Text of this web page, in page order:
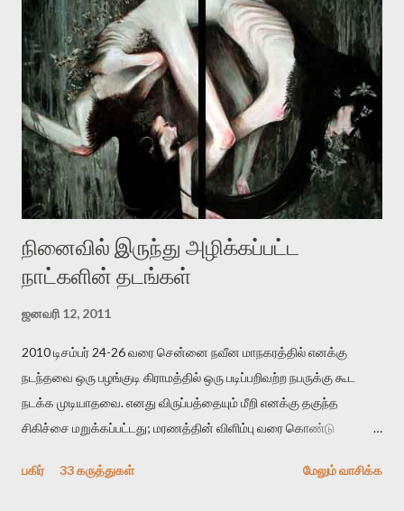
இன்னும் சில வருடங்களுக்கு தனக்கு எதிராக எழுத்தாளர்களை ஏவி
விட்டபடி இருக்கும் என்று ஒரு அச்சத்தை வெளிப்படுத்தியபடி
இருக்கிறார். அவர் கடுமையான பாதுகாப்பின்மை மனநிலையில் உள்ளார்.
உயிர்மை அவரை தாக்க உத்தேசித்தாலும் இல்லை என்றாலும்
ஜெயமோகன் அந்த பிரமையால் தொடர்ந்து அச்சுறுத்தலுக்கு உள்ளாகி
உள்ளார். உங்களை பற்றின இந்த தாக்குதல் கூட இதன் வெளிப்பாடு தான்”.
உண்மையே! ராக்கி படத்தில் குத்துச்சண்டை வீரராக வரும் சில்வெஸ்டர்
ஓரிடத்தில் சொல்வார்: ...
நினைவில் இருந்து அழிக்கப்பட்ட
நாட்களின் தடங்கள்
ஜனவரி 12, 2011
2010 டிசம்பர் 24-26 வரை சென்னை நவீன மாநகரத்தில் எனக்கு
நடந்தவை ஒரு பழங்குடி கிராமத்தில் ஒரு படிப்பறிவற்ற நபருக்கு கூட
நடக்க முடியாதவை. எனது விருப்பத்தையும் மீறி எனக்கு தகுந்த
சிகிச்சை மறுக்கப்பட்டது; மரணத்தின் விளிம்பு வரை கொண்டு
பகிர்
33 கருத்துகள் மேலும் வாசிக்க